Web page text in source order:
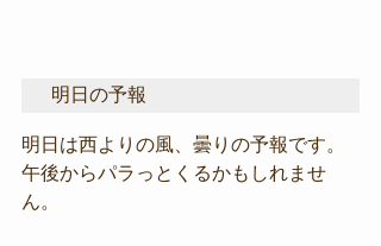
明日の予報
明日は西よりの風、曇りの予報です。
午後からパラっとくるかもしれませ
ん。